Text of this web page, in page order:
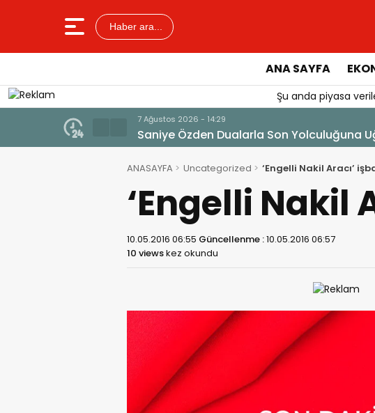
Haber ara...
ANA SAYFA
Şu anda piyasa
7 Ağustos 2026 - 14:29
Saniye Özden Dualarla Son Yolculuğuna
ANASAYFA Uncategorized ‘Engelli Nakil Aracı’
‘Engelli Nakil
10.05.2016 06:55 Güncellenme :10.05.2016 06:57
10 viewskez okundu